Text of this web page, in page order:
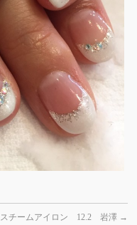
スチームアイロン 12.2 岩澤 →